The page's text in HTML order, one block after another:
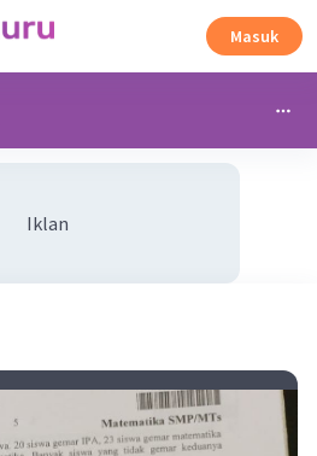
Masuk
Iklan